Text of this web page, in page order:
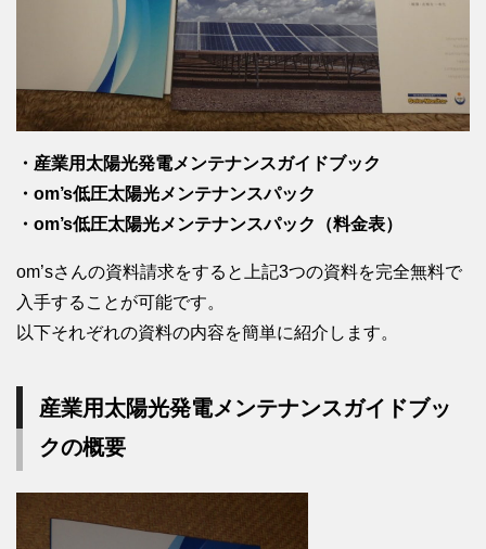
・産業用太陽光発電メンテナンスガイドブック
・om’s低圧太陽光メンテナンスパック
・om’s低圧太陽光メンテナンスパック（料金表）
om’sさんの資料請求をすると上記3つの資料を完全無料で
入手することが可能です。
以下それぞれの資料の内容を簡単に紹介します。
産業用太陽光発電メンテナンスガイドブッ
クの概要